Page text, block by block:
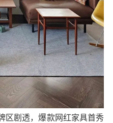
区剧透，爆款网红家具首秀